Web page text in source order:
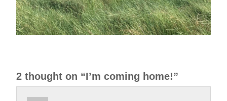
2 thought on “I’m coming home!”